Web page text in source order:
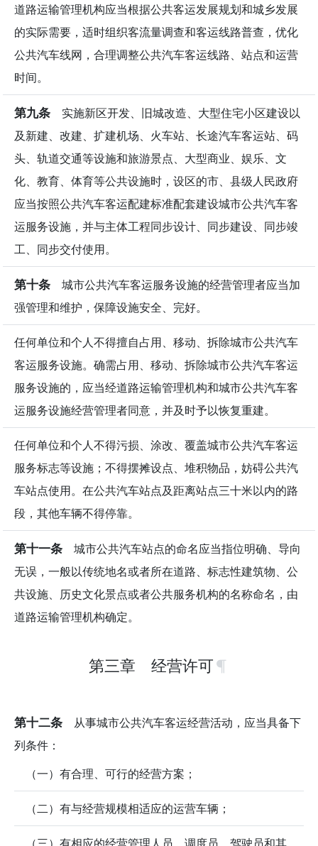
道路运输管理机构应当根据公共客运发展规划和城乡发展
的实际需要，适时组织客流量调查和客运线路普查，优化
公共汽车线网，合理调整公共汽车客运线路、站点和运营
时间。
第九条 实施新区开发、旧城改造、大型住宅小区建设以
及新建、改建、扩建机场、火车站、长途汽车客运站、码
头、轨道交通等设施和旅游景点、大型商业、娱乐、文
化、教育、体育等公共设施时，设区的市、县级人民政府
应当按照公共汽车客运配建标准配套建设城市公共汽车客
运服务设施，并与主体工程同步设计、同步建设、同步竣
工、同步交付使用。
第十条 城市公共汽车客运服务设施的经营管理者应当加
强管理和维护，保障设施安全、完好。
任何单位和个人不得擅自占用、移动、拆除城市公共汽车
客运服务设施。确需占用、移动、拆除城市公共汽车客运
服务设施的，应当经道路运输管理机构和城市公共汽车客
运服务设施经营管理者同意，并及时予以恢复重建。
任何单位和个人不得污损、涂改、覆盖城市公共汽车客运
服务标志等设施；不得摆摊设点、堆积物品，妨碍公共汽
车站点使用。在公共汽车站点及距离站点三十米以内的路
段，其他车辆不得停靠。
第十一条 城市公共汽车站点的命名应当指位明确、导向
无误，一般以传统地名或者所在道路、标志性建筑物、公
共设施、历史文化景点或者公共服务机构的名称命名，由
道路运输管理机构确定。
第三章 经营许可
第十二条 从事城市公共汽车客运经营活动，应当具备下
列条件：
（一）有合理、可行的经营方案；
（二）有与经营规模相适应的运营车辆；